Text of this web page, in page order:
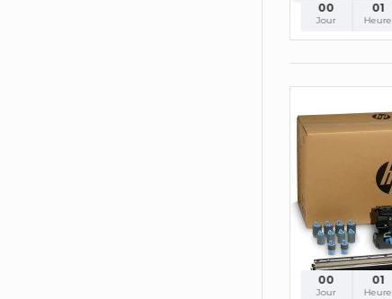
00
Jour
01
Heure
00
Jour
01
Heure